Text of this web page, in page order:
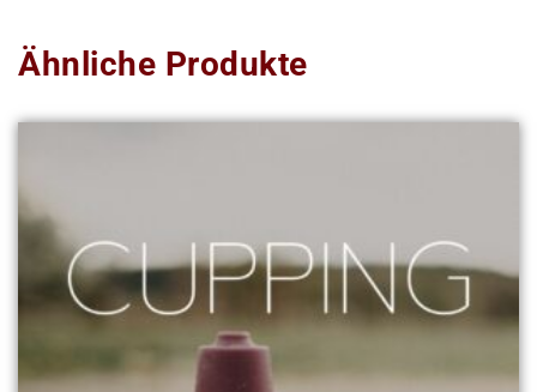
Ähnliche Produkte